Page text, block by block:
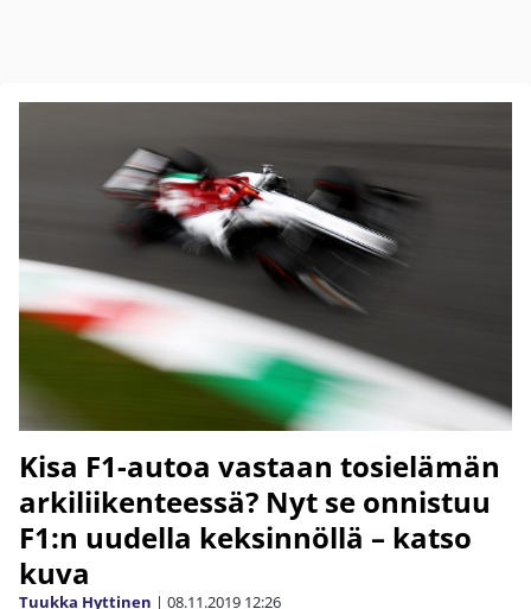
Kisa F1-autoa vastaan tosielämän
arkiliikenteessä? Nyt se onnistuu
F1:n uudella keksinnöllä – katso
kuva
Tuukka Hyttinen | 08.11.2019 12:26